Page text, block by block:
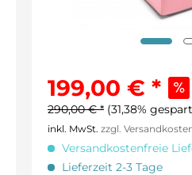
199,00 € *
290,00 € * (31,38%
inkl. MwSt. zzgl.
Versandkostenfreie
Lieferzeit 2-3 Tage